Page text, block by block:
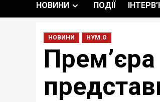
НОВИНИ ПОДІЇ
НОВИНИ НУМ.О
Прем’єра